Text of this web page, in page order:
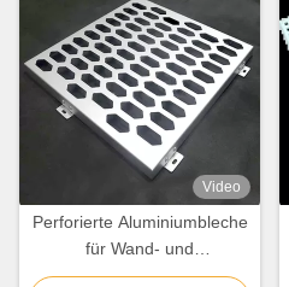
Video
Perforierte Aluminiumbleche
für Wand- und
Deckendekoration